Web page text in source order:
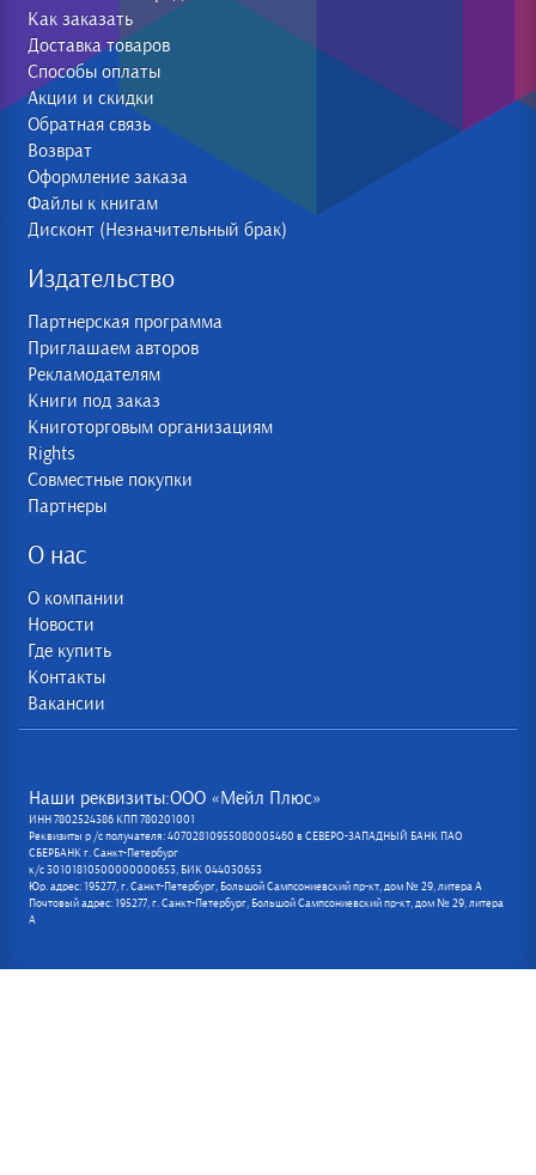
Как заказать
Доставка товаров
Способы оплаты
Акции и скидки
Обратная связь
Возврат
Оформление заказа
Файлы к книгам
Дисконт (Незначительный брак)
Издательство
Партнерская программа
Приглашаем авторов
Рекламодателям
Книги под заказ
Книготорговым организациям
Rights
Совместные покупки
Партнеры
О нас
О компании
Новости
Где купить
Контакты
Вакансии
Наши реквизиты:ООО «Мейл Плюс»
ИНН 7802524386 КПП 780201001
Реквизиты р /с получателя: 40702810955080005460 в СЕВЕРО-ЗАПАДНЫЙ БАНК ПАО
СБЕРБАНК г. Санкт-Петербург
к/с 30101810500000000653, БИК 044030653
Юр. адрес: 195277, г. Санкт-Петербург, Большой Сампсониевский пр-кт, дом № 29, литера А
Почтовый адрес: 195277, г. Санкт-Петербург, Большой Сампсониевский пр-кт, дом № 29, литера
А